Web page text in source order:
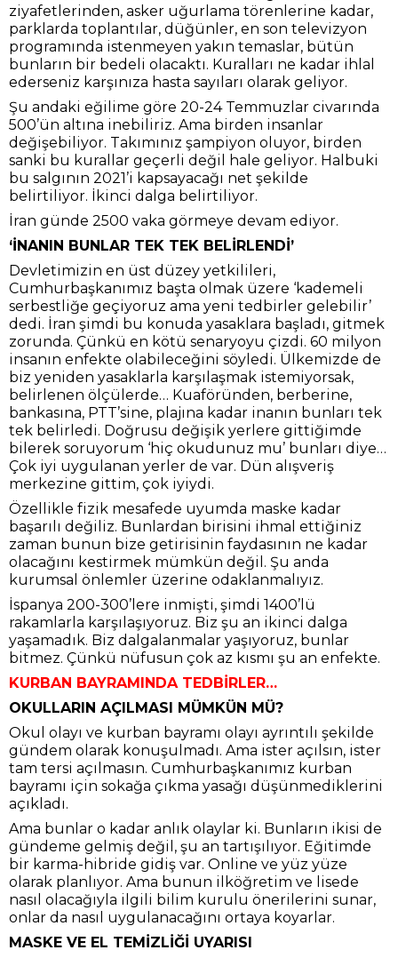
ziyafetlerinden, asker uğurlama törenlerine kadar,
parklarda toplantılar, düğünler, en son televizyon
programında istenmeyen yakın temaslar, bütün
bunların bir bedeli olacaktı. Kuralları ne kadar ihlal
ederseniz karşınıza hasta sayıları olarak geliyor.
Şu andaki eğilime göre 20-24 Temmuzlar civarında
500’ün altına inebiliriz. Ama birden insanlar
değişebiliyor. Takımınız şampiyon oluyor, birden
sanki bu kurallar geçerli değil hale geliyor. Halbuki
bu salgının 2021’i kapsayacağı net şekilde
belirtiliyor. İkinci dalga belirtiliyor.
İran günde 2500 vaka görmeye devam ediyor.
‘İNANIN BUNLAR TEK TEK BELİRLENDİ’
Devletimizin en üst düzey yetkilileri,
Cumhurbaşkanımız başta olmak üzere ‘kademeli
serbestliğe geçiyoruz ama yeni tedbirler gelebilir’
dedi. İran şimdi bu konuda yasaklara başladı, gitmek
zorunda. Çünkü en kötü senaryoyu çizdi. 60 milyon
insanın enfekte olabileceğini söyledi. Ülkemizde de
biz yeniden yasaklarla karşılaşmak istemiyorsak,
belirlenen ölçülerde… Kuaföründen, berberine,
bankasına, PTT’sine, plajına kadar inanın bunları tek
tek belirledi. Doğrusu değişik yerlere gittiğimde
bilerek soruyorum ‘hiç okudunuz mu’ bunları diye…
Çok iyi uygulanan yerler de var. Dün alışveriş
merkezine gittim, çok iyiydi.
Özellikle fizik mesafede uyumda maske kadar
başarılı değiliz. Bunlardan birisini ihmal ettiğiniz
zaman bunun bize getirisinin faydasının ne kadar
olacağını kestirmek mümkün değil. Şu anda
kurumsal önlemler üzerine odaklanmalıyız.
İspanya 200-300’lere inmişti, şimdi 1400’lü
rakamlarla karşılaşıyoruz. Biz şu an ikinci dalga
yaşamadık. Biz dalgalanmalar yaşıyoruz, bunlar
bitmez. Çünkü nüfusun çok az kısmı şu an enfekte.
KURBAN BAYRAMINDA TEDBİRLER…
OKULLARIN AÇILMASI MÜMKÜN MÜ?
Okul olayı ve kurban bayramı olayı ayrıntılı şekilde
gündem olarak konuşulmadı. Ama ister açılsın, ister
tam tersi açılmasın. Cumhurbaşkanımız kurban
bayramı için sokağa çıkma yasağı düşünmediklerini
açıkladı.
Ama bunlar o kadar anlık olaylar ki. Bunların ikisi de
gündeme gelmiş değil, şu an tartışılıyor. Eğitimde
bir karma-hibride gidiş var. Online ve yüz yüze
olarak planlıyor. Ama bunun ilköğretim ve lisede
nasıl olacağıyla ilgili bilim kurulu önerilerini sunar,
onlar da nasıl uygulanacağını ortaya koyarlar.
MASKE VE EL TEMİZLİĞİ UYARISI